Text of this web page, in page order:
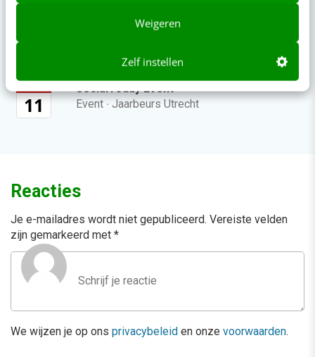
Weigeren
Zelf instellen
AI Marketing Event
feb
11
SocialToday Event
Event · Jaarbeurs Utrecht
Reacties
Je e-mailadres wordt niet gepubliceerd. Vereiste velden
zijn gemarkeerd met *
We wijzen je op ons privacybeleid en onze voorwaarden.